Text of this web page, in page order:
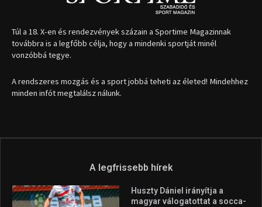
Túl a 18. X-en és rendezvények százain a Sportime Magazinnak
továbbra is a legfőbb célja, hogy a mindenki sportját minél
vonzóbbá tegye.
A rendszeres mozgás és a sport jobbá teheti az életed! Mindehhez
minden infót megtalálsz nálunk.
A legfrissebb hírek
Huszty Dániel irányítja a
magyar válogatottat a socca-